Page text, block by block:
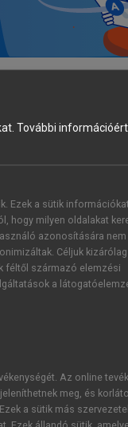
betegnek az
orvosi
beteg
meg. A
szándékát.
tagja
döntésének
További
Ezek a sütik
hogy milyen oldalakat
azonosítására nem
Céljuk
féltől származó elemzési
a
Az online
meg, és
a sütik más